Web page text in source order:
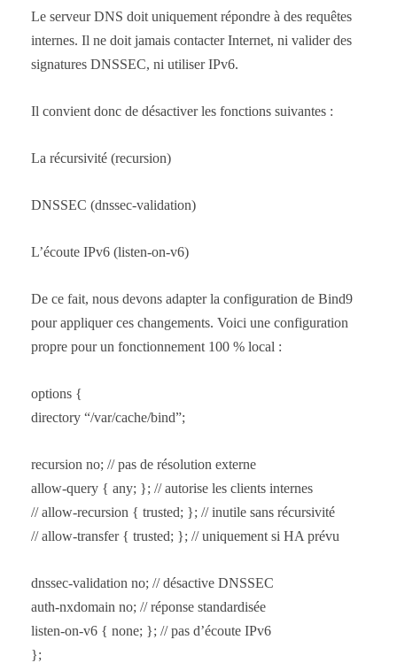
Le serveur DNS doit uniquement répondre à des requêtes
internes. Il ne doit jamais contacter Internet, ni valider des
signatures DNSSEC, ni utiliser IPv6.
Il convient donc de désactiver les fonctions suivantes :
La récursivité (recursion)
DNSSEC (dnssec-validation)
L’écoute IPv6 (listen-on-v6)
De ce fait, nous devons adapter la configuration de Bind9
pour appliquer ces changements. Voici une configuration
propre pour un fonctionnement 100 % local :
options {
directory “/var/cache/bind”;
recursion no; // pas de résolution externe
allow-query { any; }; // autorise les clients internes
// allow-recursion { trusted; }; // inutile sans récursivité
// allow-transfer { trusted; }; // uniquement si HA prévu
dnssec-validation no; // désactive DNSSEC
auth-nxdomain no; // réponse standardisée
listen-on-v6 { none; }; // pas d’écoute IPv6
};